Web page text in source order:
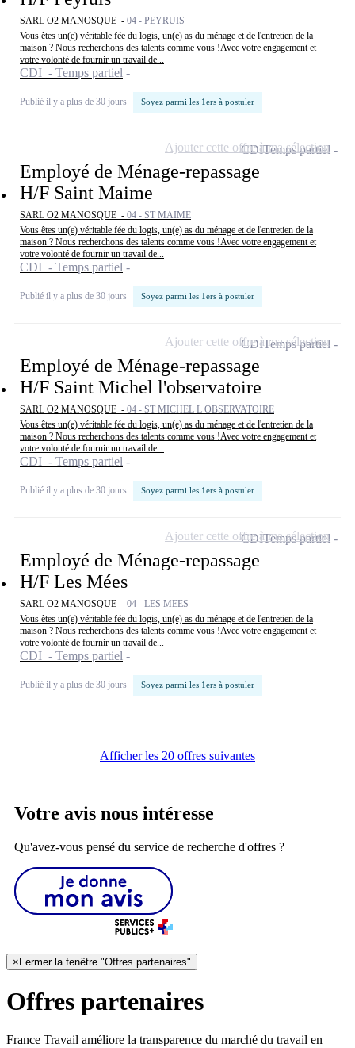
SARL O2 MANOSQUE - 04 - PEYRUIS
Vous êtes un(e) véritable fée du logis, un(e) as du ménage et de l'entretien de la
maison ? Nous recherchons des talents comme vous !Avec votre engagement et
votre volonté de fournir un travail de...
CDI - Temps partiel
Publié il y a plus de 30 jours Soyez parmi les 1ers à postuler
Employé de Ménage-repassage
H/F Saint Maime
SARL O2 MANOSQUE - 04 - ST MAIME
Vous êtes un(e) véritable fée du logis, un(e) as du ménage et de l'entretien de la
maison ? Nous recherchons des talents comme vous !Avec votre engagement et
votre volonté de fournir un travail de...
CDI - Temps partiel
Publié il y a plus de 30 jours Soyez parmi les 1ers à postuler
CDITemps partiel
Ajouter cette offre à ma sélection
Employé de Ménage-repassage
H/F Saint Michel l'observatoire
SARL O2 MANOSQUE - 04 - ST MICHEL L OBSERVATOIRE
Vous êtes un(e) véritable fée du logis, un(e) as du ménage et de l'entretien de la
maison ? Nous recherchons des talents comme vous !Avec votre engagement et
votre volonté de fournir un travail de...
CDI - Temps partiel
Publié il y a plus de 30 jours Soyez parmi les 1ers à postuler
CDITemps partiel
Ajouter cette offre à ma sélection
Employé de Ménage-repassage
H/F Les Mées
SARL O2 MANOSQUE - 04 - LES MEES
Vous êtes un(e) véritable fée du logis, un(e) as du ménage et de l'entretien de la
maison ? Nous recherchons des talents comme vous !Avec votre engagement et
votre volonté de fournir un travail de...
CDI - Temps partiel
Publié il y a plus de 30 jours Soyez parmi les 1ers à postuler
CDITemps partiel
Ajouter cette offre à ma sélection
Afficher les 20 offres suivantes
Votre avis nous intéresse
Qu'avez-vous pensé du service de recherche d'offres ?
×Fermer la fenêtre "Offres partenaires"
Offres partenaires
France Travail améliore la transparence du marché du travail en